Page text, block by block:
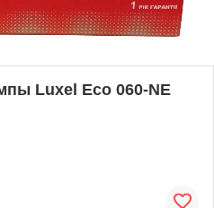
Luxel Eco 060-NE